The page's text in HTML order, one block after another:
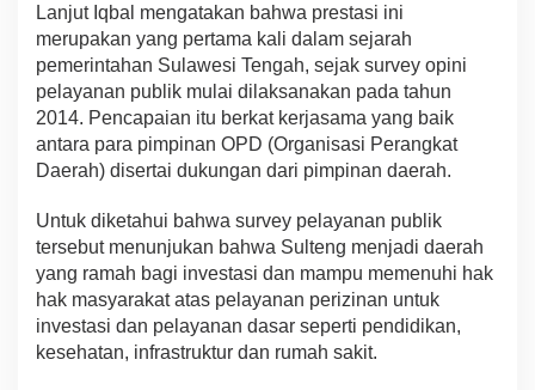
Lanjut Iqbal mengatakan bahwa prestasi ini
merupakan yang pertama kali dalam sejarah
pemerintahan Sulawesi Tengah, sejak survey opini
pelayanan publik mulai dilaksanakan pada tahun
2014. Pencapaian itu berkat kerjasama yang baik
antara para pimpinan OPD (Organisasi Perangkat
Daerah) disertai dukungan dari pimpinan daerah.
Untuk diketahui bahwa survey pelayanan publik
tersebut menunjukan bahwa Sulteng menjadi daerah
yang ramah bagi investasi dan mampu memenuhi hak
hak masyarakat atas pelayanan perizinan untuk
investasi dan pelayanan dasar seperti pendidikan,
kesehatan, infrastruktur dan rumah sakit.